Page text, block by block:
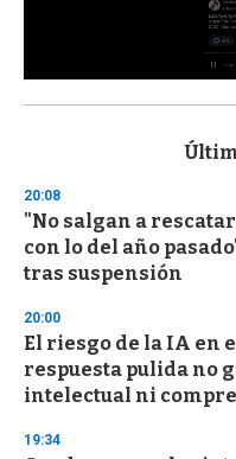
s
d
s
o
f
3
s
e
c
o
n
s
20:08
"No salgan a
con lo del año
tras suspensión
20:00
El riesgo de la IA en
respuesta pulida no
intelectual ni
19:34